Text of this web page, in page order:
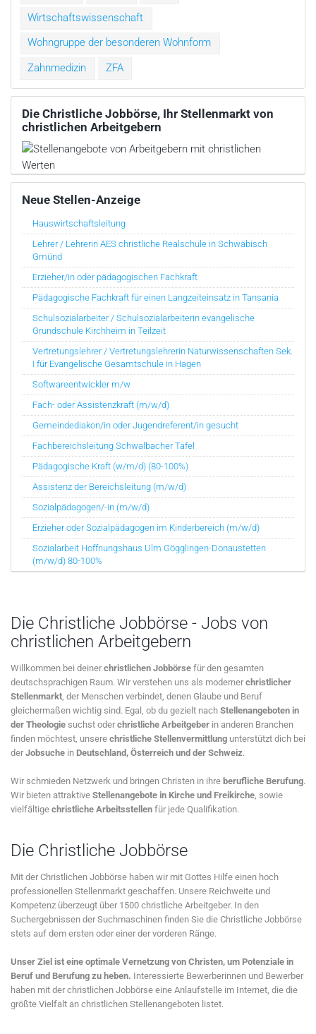
Wirtschaftswissenschaft
Wohngruppe der besonderen Wohnform
Zahnmedizin
ZFA
Die Christliche Jobbörse, Ihr Stellenmarkt von
christlichen Arbeitgebern
Neue Stellen-Anzeige
Hauswirtschaftsleitung
Lehrer / Lehrerin AES christliche Realschule in Schwäbisch
Gmünd
Erzieher/in oder pädagogischen Fachkraft
Pädagogische Fachkraft für einen Langzeiteinsatz in Tansania
Schulsozialarbeiter / Schulsozialarbeiterin evangelische
Grundschule Kirchheim in Teilzeit
Vertretungslehrer / Vertretungslehrerin Naturwissenschaften Sek.
I für Evangelische Gesamtschule in Hagen
Softwareentwickler m/w
Fach- oder Assistenzkraft (m/w/d)
Gemeindediakon/in oder Jugendreferent/in gesucht
Fachbereichsleitung Schwalbacher Tafel
Pädagogische Kraft (w/m/d) (80-100%)
Assistenz der Bereichsleitung (m/w/d)
Sozialpädagogen/-in (m/w/d)
Erzieher oder Sozialpädagogen im Kinderbereich (m/w/d)
Sozialarbeit Hoffnungshaus Ulm Gögglingen-Donaustetten
(m/w/d) 80-100%
Die Christliche Jobbörse - Jobs von
christlichen Arbeitgebern
Willkommen bei deinerchristlichen Jobbörse für den gesamten
deutschsprachigen Raum. Wir verstehen uns als modernerchristlicher
Stellenmarkt , der Menschen verbindet, denen Glaube und Beruf
gleichermaßen wichtig sind. Egal, ob du gezielt nach Stellenangeboten in
der Theologie suchst oderchristliche Arbeitgeber in anderen Branchen
finden möchtest, unsere christliche Stellenvermittlung unterstützt dich bei
derJobsuche in Deutschland, Österreich und der Schweiz.
Wir schmieden Netzwerk und bringen Christen in ihre berufliche Berufung.
Wir bieten attraktive Stellenangebote in Kirche und Freikirche , sowie
vielfältige christliche Arbeitsstellen für jede Qualifikation.
Die Christliche Jobbörse
Mit der Christlichen Jobbörse haben wir mit Gottes Hilfe einen hoch
professionellen Stellenmarkt geschaffen. Unsere Reichweite und
Kompetenz überzeugt über 1500 christliche Arbeitgeber. In den
Suchergebnissen der Suchmaschinen finden Sie die Christliche Jobbörse
stets auf dem ersten oder einer der vorderen Ränge.
Unser Ziel ist eine optimale Vernetzung von Christen, um Potenziale in
Beruf und Berufung zu heben. Interessierte Bewerberinnen und Bewerber
haben mit der christlichen Jobbörse eine Anlaufstelle im Internet, die die
größte Vielfalt an christlichen Stellenangeboten listet.